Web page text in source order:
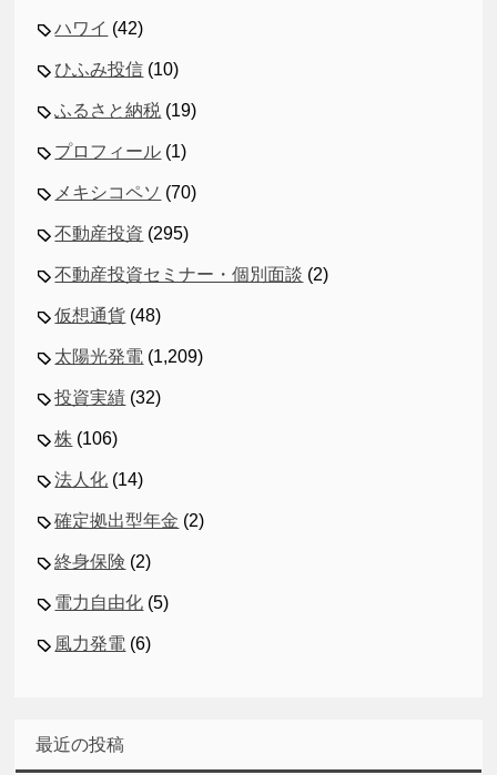
ハワイ (42)
ひふみ投信 (10)
ふるさと納税 (19)
プロフィール (1)
メキシコペソ (70)
不動産投資 (295)
不動産投資セミナー・個別面談 (2)
仮想通貨 (48)
太陽光発電 (1,209)
投資実績 (32)
株 (106)
法人化 (14)
確定拠出型年金 (2)
終身保険 (2)
電力自由化 (5)
風力発電 (6)
最近の投稿